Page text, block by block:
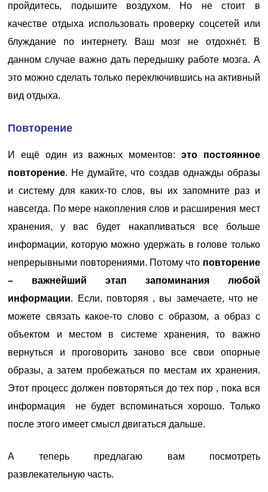
пройдитесь, подышите воздухом. Но не стоит в
качестве отдыха использовать проверку соцсетей или
блуждание по интернету. Ваш мозг не отдохнёт. В
данном случае важно дать передышку работе мозга. А
это можно сделать только переключившись на активный
вид отдыха.
Повторение
И ещё один из важных моментов: это постоянное
повторение. Не думайте, что создав однажды образы
и систему для каких-то слов, вы их запомните раз и
навсегда. По мере накопления слов и расширения мест
хранения, у вас будет накапливаться все больше
информации, которую можно удержать в голове только
непрерывными повторениями. Потому что повторение
– важнейший этап запоминания любой
информации. Если, повторяя , вы замечаете, что не
можете связать какое-то слово с образом, а образ с
объектом и местом в системе хранения, то важно
вернуться и проговорить заново все свои опорные
образы, а затем пробежаться по местам их хранения.
Этот процесс должен повторяться до тех пор , пока вся
информация не будет вспоминаться хорошо. Только
после этого имеет смысл двигаться дальше.
А теперь предлагаю вам посмотреть
развлекательную часть.